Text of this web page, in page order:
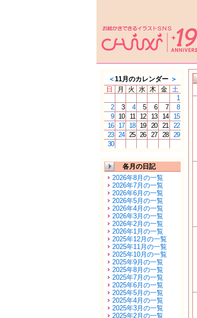
＜11月のカレンダー ＞
日
月 火 水 木 金 土
1
2
3 4 5 6 7
8
9
10 11 12 13 14
15
16
17 18 19 20 21
22
23 24 25 26 27 28
29
30
各月の日記
2026年8月の一覧
2026年7月の一覧
2026年6月の一覧
2026年5月の一覧
2026年4月の一覧
2026年3月の一覧
2026年2月の一覧
2026年1月の一覧
2025年12月の一覧
2025年11月の一覧
2025年10月の一覧
2025年9月の一覧
2025年8月の一覧
2025年7月の一覧
2025年6月の一覧
2025年5月の一覧
2025年4月の一覧
2025年3月の一覧
2025年2月の一覧